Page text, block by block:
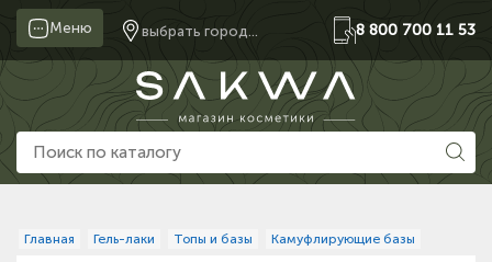
Меню выбрать город... 8 800 700 11 53
Главная Гель-лаки Топы и базы Камуфлирующие базы